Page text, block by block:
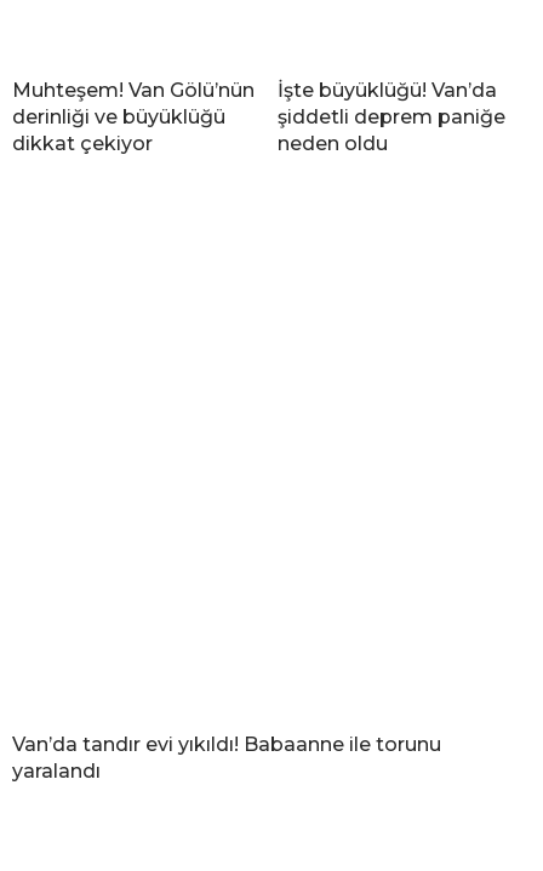
Muhteşem! Van Gölü’nün
derinliği ve büyüklüğü
dikkat çekiyor
İşte büyüklüğü! Van’da
şiddetli deprem paniğe
neden oldu
Van’da tandır evi yıkıldı! Babaanne ile torunu
yaralandı